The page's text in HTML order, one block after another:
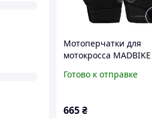
Мотоперчатки для
мотокросса MADBIKE
MAD-66
Готово к отправке
665₴